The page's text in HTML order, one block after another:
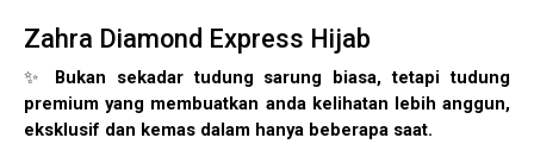
Zahra Diamond Express Hijab
✨ Bukan sekadar tudung sarung biasa, tetapi tudung
premium yang membuatkan anda kelihatan lebih anggun,
eksklusif dan kemas dalam hanya beberapa saat.